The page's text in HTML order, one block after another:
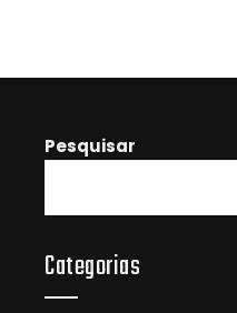
Pesquisar
Categorias